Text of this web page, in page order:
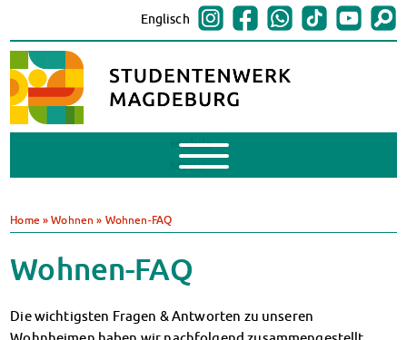
Englisch
Mobile
Menu
BAföG beantragen
BAföG-FAQs
Dokumente
BAföG-Sprechstunden
AnsprechpartnerInnen
Home »Wohnen » Wohnen-FAQ
Wohnen-FAQ
Die wichtigsten Fragen & Antworten zu unseren